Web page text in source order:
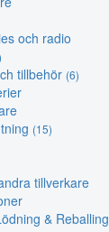
och radio
tillbehör (6)
(15)
tillverkare
& Reballing